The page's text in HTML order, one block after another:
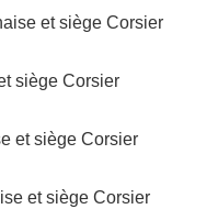
et siège Corsier
siège Corsier
et siège Corsier
et siège Corsier